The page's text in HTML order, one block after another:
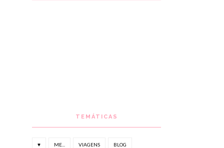
TEMÁTICAS
♥ ME... VIAGENS BLOG